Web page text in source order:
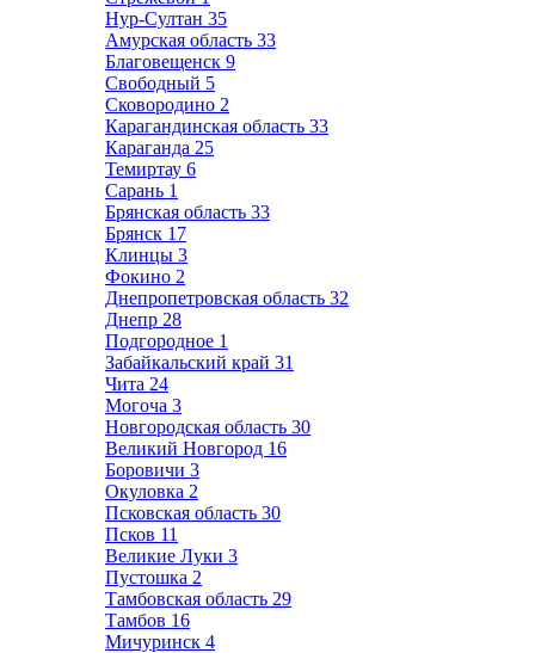
Нур-Султан 35
Амурская область 33
Благовещенск 9
Свободный 5
Сковородино 2
Карагандинская область 33
Караганда 25
Темиртау 6
Сарань 1
Брянская область 33
Брянск 17
Клинцы 3
Фокино 2
Днепропетровская область 32
Днепр 28
Подгородное 1
Забайкальский край 31
Чита 24
Могоча 3
Новгородская область 30
Великий Новгород 16
Боровичи 3
Окуловка 2
Псковская область 30
Псков 11
Великие Луки 3
Пустошка 2
Тамбовская область 29
Тамбов 16
Мичуринск 4